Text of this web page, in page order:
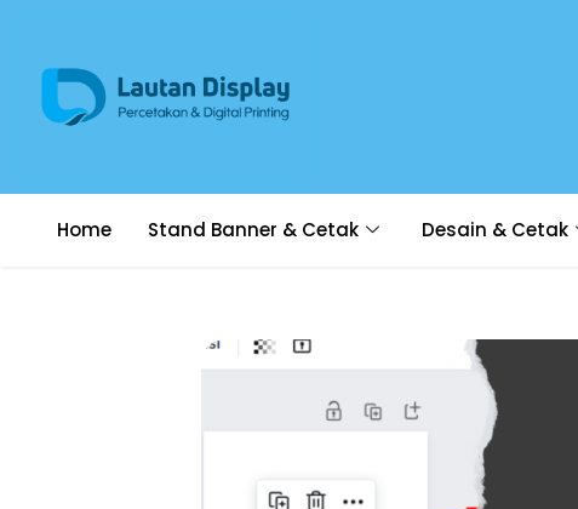
Home Stand Banner & Cetak Desain & Cetak